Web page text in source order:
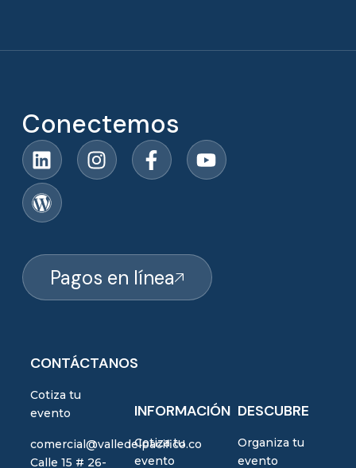
Conectemos
Pagos en línea
CONTÁCTANOS
Cotiza tu
evento
comercial@valledelpacifico.co
Calle 15 # 26-
INFORMACIÓN
Cotiza tu
evento
DESCUBRE
Organiza tu
evento